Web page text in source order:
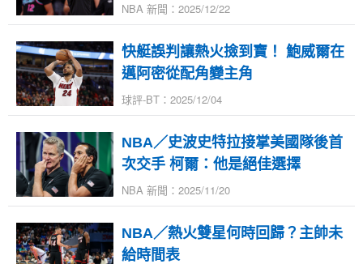
NBA 新聞：2025/12/22
快艇誤判讓熱火撿到寶！ 鮑威爾在
邁阿密從配角變主角
球評-BT：2025/12/04
NBA／史波史特拉接掌美國隊後首
次交手 柯爾：他是絕佳選擇
NBA 新聞：2025/11/20
NBA／熱火雙星何時回歸？主帥未
給時間表